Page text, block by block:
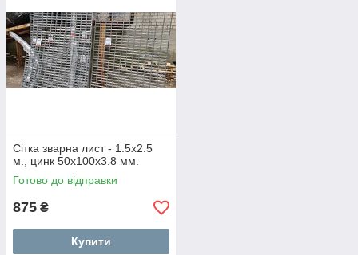
Сітка зварна лист - 1.5х2.5
м., цинк 50х100х3.8 мм.
Готово до відправки
875 ₴
Купити